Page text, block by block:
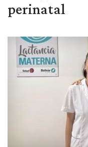
perinatal